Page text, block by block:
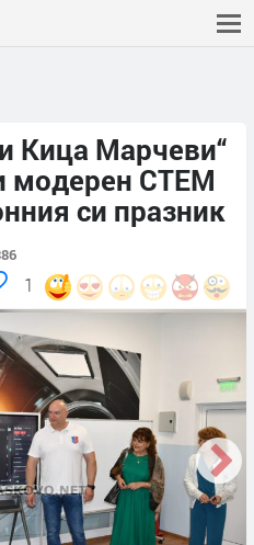
Кица Марчеви“
модерен СТЕМ
си празник
1